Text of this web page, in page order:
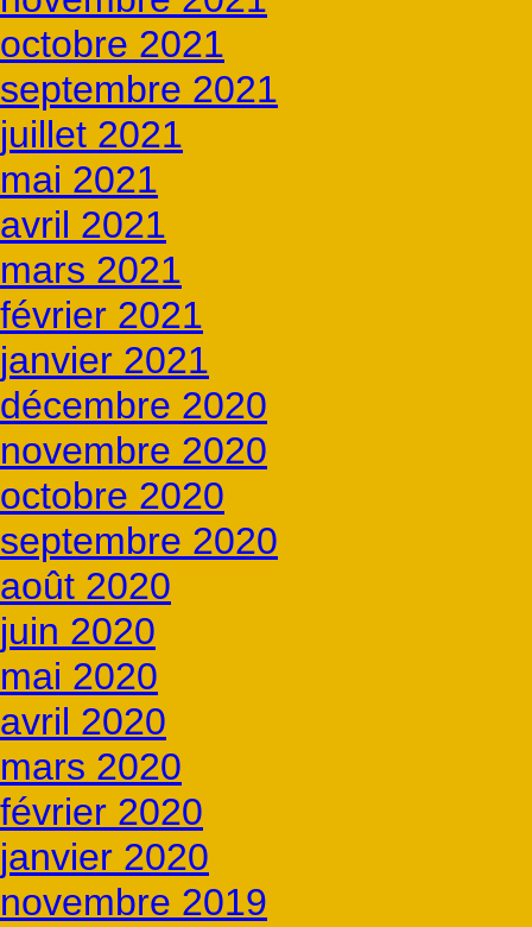
octobre 2021
septembre 2021
juillet 2021
mai 2021
avril 2021
mars 2021
février 2021
janvier 2021
décembre 2020
novembre 2020
octobre 2020
septembre 2020
août 2020
juin 2020
mai 2020
avril 2020
mars 2020
février 2020
janvier 2020
novembre 2019